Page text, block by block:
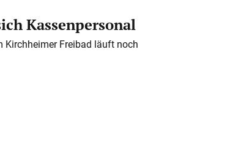
Kassenpersonal
Kirchheimer Freibad läuft noch